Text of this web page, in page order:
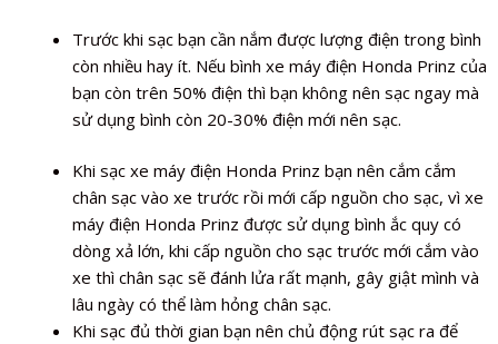
Trước khi sạc bạn cần nắm được lượng điện trong bình
còn nhiều hay ít. Nếu bình xe máy điện Honda Prinz của
bạn còn trên 50% điện thì bạn không nên sạc ngay mà
sử dụng bình còn 20-30% điện mới nên sạc.
Khi sạc xe máy điện Honda Prinz bạn nên cắm cắm
chân sạc vào xe trước rồi mới cấp nguồn cho sạc, vì xe
máy điện Honda Prinz được sử dụng bình ắc quy có
dòng xả lớn, khi cấp nguồn cho sạc trước mới cắm vào
xe thì chân sạc sẽ đánh lửa rất mạnh, gây giật mình và
lâu ngày có thể làm hỏng chân sạc.
Khi sạc đủ thời gian bạn nên chủ động rút sạc ra để